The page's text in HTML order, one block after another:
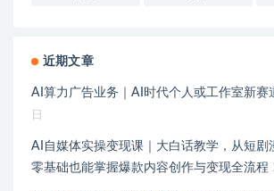
近期文章
AI算力广告业务｜AI时代个人或工作室新赛
日
AI自媒体实操变现课｜大白话教学，从短剧
零基础也能掌握爆款内容创作与变现全流程